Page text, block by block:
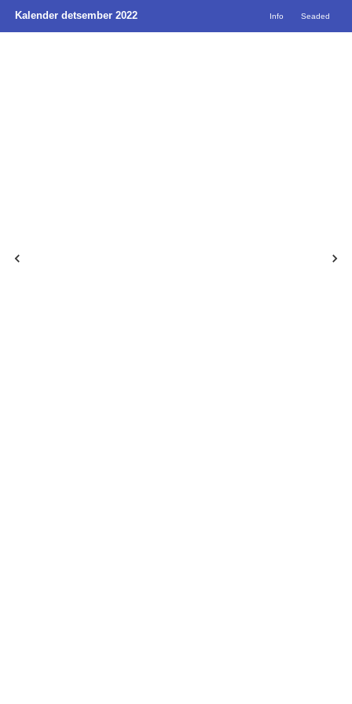
Kalender detsember 2022 Info Seaded